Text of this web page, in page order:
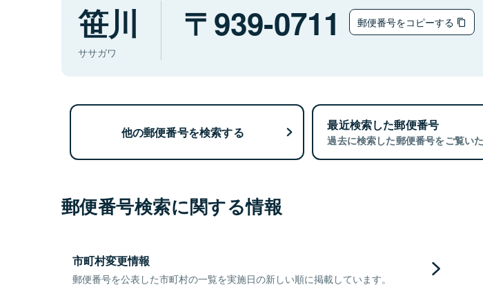
笹川
ササガワ
939-0711 郵便番号をコピーする
他の郵便番号を検索する 最近検索した郵便番号
過去に検索した郵便番号をご覧いた
郵便番号検索に関する情報
市町村変更情報
郵便番号を公表した市町村の一覧を実施日の新しい順に掲載しています。